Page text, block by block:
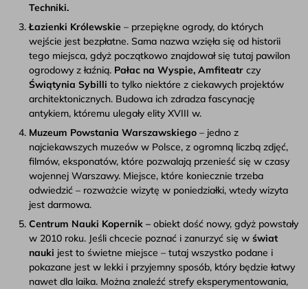
Techniki.
Łazienki Królewskie – przepiękne ogrody, do których
wejście jest bezpłatne. Sama nazwa wzięła się od historii
tego miejsca, gdyż początkowo znajdował się tutaj pawilon
ogrodowy z łaźnią. Pałac na Wyspie, Amfiteatr czy
Świątynia Sybilli to tylko niektóre z ciekawych projektów
architektonicznych. Budowa ich zdradza fascynację
antykiem, któremu ulegały elity XVIII w.
Muzeum Powstania Warszawskiego – jedno z
najciekawszych muzeów w Polsce, z ogromną liczbą zdjęć,
filmów, eksponatów, które pozwalają przenieść się w czasy
wojennej Warszawy. Miejsce, które koniecznie trzeba
odwiedzić – rozważcie wizytę w poniedziałki, wtedy wizyta
jest darmowa.
Centrum Nauki Kopernik – obiekt dość nowy, gdyż powstały
w 2010 roku. Jeśli chcecie poznać i zanurzyć się w świat
nauki jest to świetne miejsce – tutaj wszystko podane i
pokazane jest w lekki i przyjemny sposób, który będzie łatwy
nawet dla laika. Można znaleźć strefy eksperymentowania,